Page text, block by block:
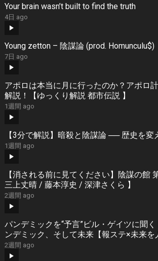
Your brain wasn’t built to find the truth
4日 ago
Young zetton – 陰謀論 (prod. Homunculu$)
7日 ago
アポロは本当に月に行ったのか？アポロ
解説！【ゆっくり解説 都市伝説 】
1週間 ago
【3分で解説】暗殺と陰謀論 ── 歴史を変
1週間 ago
【消される前に見てください】陰謀の館
三上丈晴 / 藤本淳史 / 深津さくら 】
2週間 ago
パンデミックを“予言”ビル・ゲイツに聞
ンデミック、そして未来【報ステ×未来を
【Bill Gates】【未来をここから】
2週間 ago